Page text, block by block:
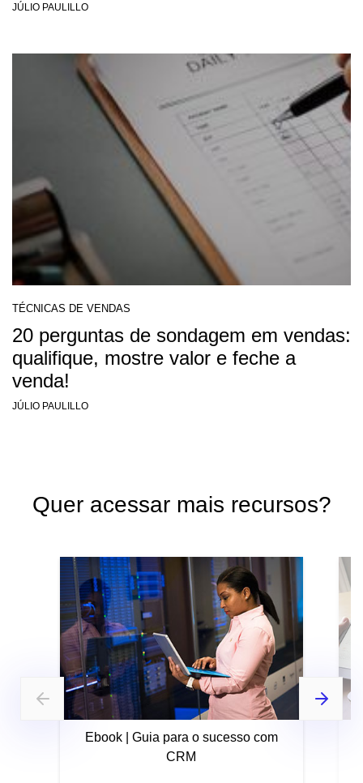
JÚLIO PAULILLO
TÉCNICAS DE VENDAS
20 perguntas de sondagem em vendas:
qualifique, mostre valor e feche a
venda!
JÚLIO PAULILLO
Quer acessar mais recursos?
Ebook | Guia para o sucesso com
CRM